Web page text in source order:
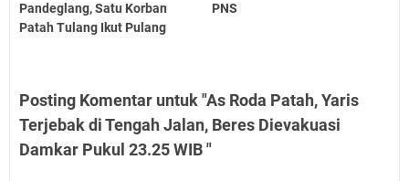
Pandeglang, Satu Korban
Patah Tulang Ikut Pulang
PNS
Posting Komentar untuk "As Roda Patah, Yaris
Terjebak di Tengah Jalan, Beres Dievakuasi
Damkar Pukul 23.25 WIB "